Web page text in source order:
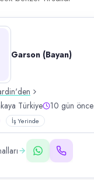
Garson (Bayan)
Türkiye
10 gün önce
İş Yerinde